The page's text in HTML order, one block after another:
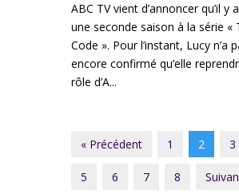
ABC TV vient d’annoncer qu’il y
une seconde saison à la série «
Code ». Pour l’instant, Lucy n’a
encore confirmé qu’elle
rôle d’A...
« Précédent 1 2 3
5 6 7 8